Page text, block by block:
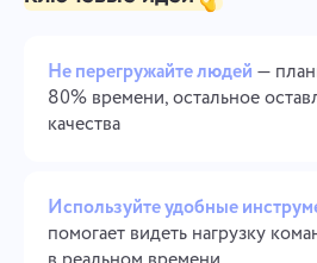
ไทย
Не перегружайте людей —
80% времени, остальное
качества
Используйте удобные
помогает видеть нагрузку
назначайте роли для оптимизации